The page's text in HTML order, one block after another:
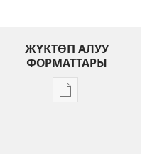
ЖҮКТӨП АЛУУ
ФОРМАТТАРЫ
Адабиятты